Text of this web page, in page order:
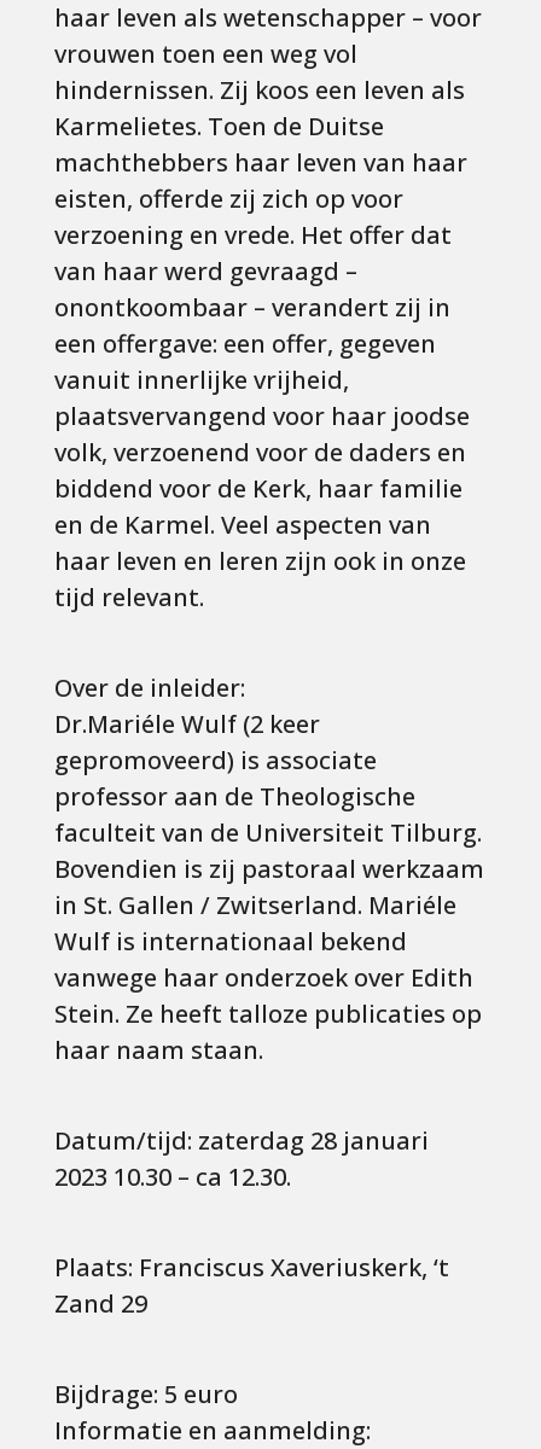
haar leven als wetenschapper – voor
vrouwen toen een weg vol
hindernissen. Zij koos een leven als
Karmelietes. Toen de Duitse
machthebbers haar leven van haar
eisten, offerde zij zich op voor
verzoening en vrede. Het offer dat
van haar werd gevraagd –
onontkoombaar – verandert zij in
een offergave: een offer, gegeven
vanuit innerlijke vrijheid,
plaatsvervangend voor haar joodse
volk, verzoenend voor de daders en
biddend voor de Kerk, haar familie
en de Karmel. Veel aspecten van
haar leven en leren zijn ook in onze
tijd relevant.
Over de inleider:
Dr.Mariéle Wulf (2 keer
gepromoveerd) is associate
professor aan de Theologische
faculteit van de Universiteit Tilburg.
Bovendien is zij pastoraal werkzaam
in St. Gallen / Zwitserland. Mariéle
Wulf is internationaal bekend
vanwege haar onderzoek over Edith
Stein. Ze heeft talloze publicaties op
haar naam staan.
Datum/tijd: zaterdag 28 januari
2023 10.30 – ca 12.30.
Plaats: Franciscus Xaveriuskerk, ‘t
Zand 29
Bijdrage: 5 euro
Informatie en aanmelding: